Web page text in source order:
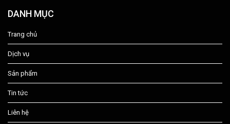
DANH MỤC
Trang chủ
Dịch vụ
Sản phẩm
Tin tức
Liên hệ